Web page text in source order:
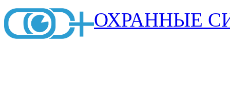
ОХРАННЫЕ